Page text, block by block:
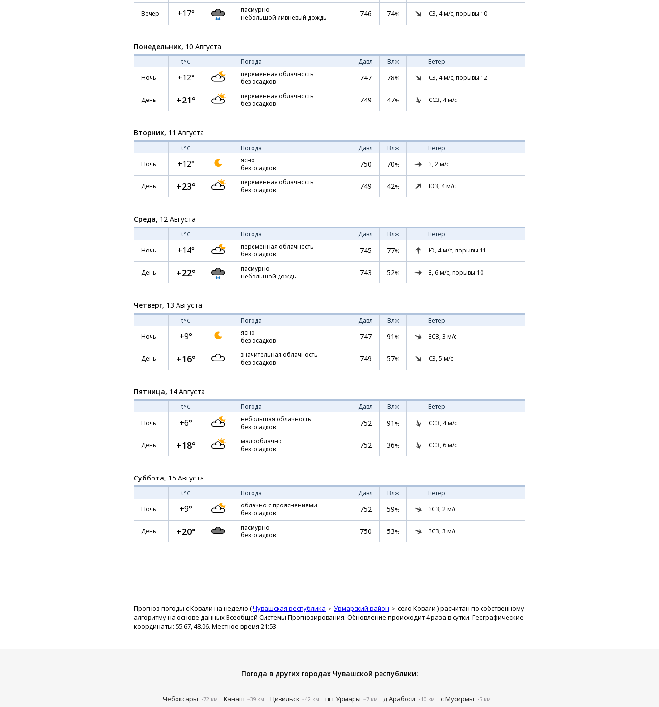
Вечер +17°
пасмурно
небольшой ливневый дождь
746 74% СЗ, 4м/с, порывы 10
Понедельник, 10 Августа
t°C Погода Давл Влж
Ветер
Ночь
+12°
переменная облачность
без осадков
747 78% СЗ, 4м/с, порывы 12
День +21°
переменная облачность
без осадков
749 47% ССЗ, 4м/с
Вторник, 11 Августа
t°C Погода Давл Влж
Ветер
Ночь
+12°
ясно
без осадков
750 70% З, 2м/с
День +23°
переменная облачность
без осадков
749 42% ЮЗ, 4м/с
Среда, 12 Августа
t°C Погода Давл Влж
Ветер
Ночь
+14°
переменная облачность
без осадков
745 77% Ю, 4м/с, порывы 11
День +22°
пасмурно
небольшой дождь
743 52% З, 6м/с, порывы 10
Четверг, 13 Августа
t°C Погода Давл Влж
Ветер
Ночь
+9°
ясно
без осадков
747 91 % ЗСЗ, 3 м/с
День +16°
значительная облачность
без осадков
749 57% СЗ, 5 м/с
Пятница, 14 Августа
t°C Погода Давл Влж
Ветер
Ночь
+6°
небольшая облачность
без осадков
752 91 % ССЗ, 4м/с
День +18°
малооблачно
без осадков
752 36% ССЗ, 6м/с
Суббота, 15 Августа
t°C Погода Давл Влж
Ветер
Ночь
+9°
облачно с прояснениями
без осадков
752 59% ЗСЗ, 2м/с
День +20°
пасмурно
без осадков
750 53% ЗСЗ, 3 м/с
Прогноз погоды с Ковали на неделю (Чувашская республика Урмарский район село Ковали ) расчитан по собственному
алгоритму на основе данных Всеобщей Системы Прогнозирования. Обновление происходит 4 раза в сутки. Географические
координаты: 55.67, 48.06. Местное время 21:53
Погода в других городах Чувашской республики:
Чебоксары ~72 км Канаш ~39 км Цивильск ~42 км пгт Урмары ~7 км д Арабоси ~10 км с Мусирмы ~7 км